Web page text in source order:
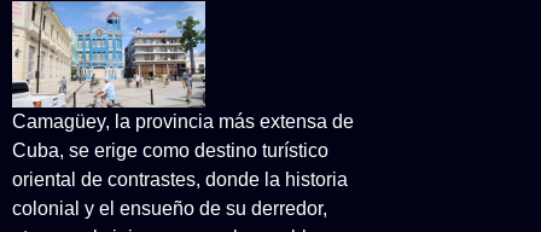
Camagüey, la provincia más extensa de
Cuba, se erige como destino turístico
oriental de contrastes, donde la historia
colonial y el ensueño de su derredor,